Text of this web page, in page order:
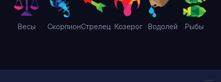
Весы СкорпионСтрелец Козерог Водолей Рыбы